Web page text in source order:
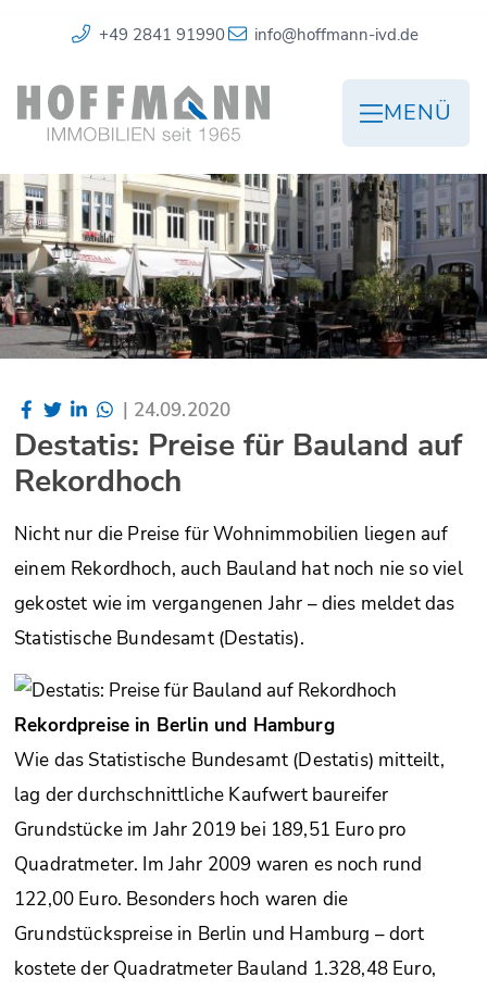
+49 2841 91990 info@hoffmann-ivd.de
MENÜ
| 24.09.2020
Destatis: Preise für Bauland auf
Rekordhoch
Nicht nur die Preise für Wohnimmobilien liegen auf
einem Rekordhoch, auch Bauland hat noch nie so viel
gekostet wie im vergangenen Jahr – dies meldet das
Statistische Bundesamt (Destatis).
Rekordpreise in Berlin und Hamburg
Wie das Statistische Bundesamt (Destatis) mitteilt,
lag der durchschnittliche Kaufwert baureifer
Grundstücke im Jahr 2019 bei 189,51 Euro pro
Quadratmeter. Im Jahr 2009 waren es noch rund
122,00 Euro. Besonders hoch waren die
Grundstückspreise in Berlin und Hamburg – dort
kostete der Quadratmeter Bauland 1.328,48 Euro,